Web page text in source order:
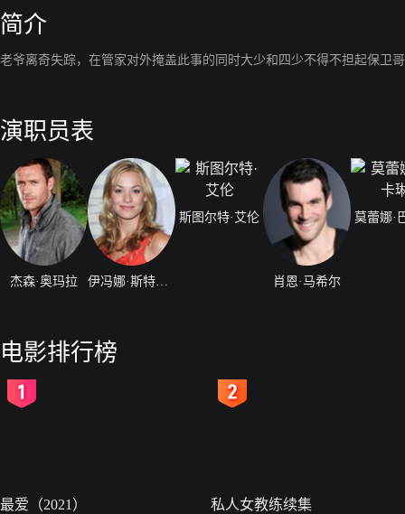
简介
老爷离奇失踪，在管家对外掩盖此事的同时大少和四少不得不担起保卫
演职员表
杰森·奥玛拉
斯图尔特·艾伦
肖恩·马希尔
莫蕾娜·
电影排行榜
最爱（2021） 私人女教练续集